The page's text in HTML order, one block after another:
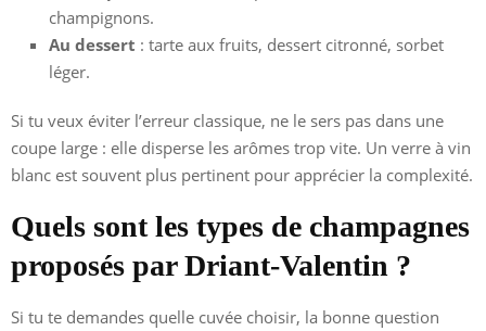
champignons.
Au dessert : tarte aux fruits, dessert citronné, sorbet
léger.
Si tu veux éviter l’erreur classique, ne le sers pas dans une
coupe large : elle disperse les arômes trop vite. Un verre à vin
blanc est souvent plus pertinent pour apprécier la complexité.
Quels sont les types de champagnes
proposés par Driant-Valentin ?
Si tu te demandes quelle cuvée choisir, la bonne question